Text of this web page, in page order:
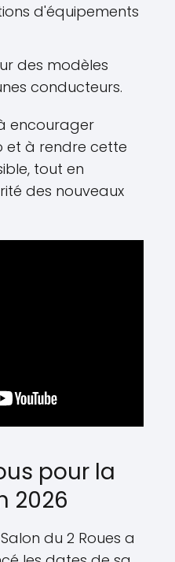
d'équipements
des modèles
conducteurs.
encourager
et à rendre cette
tout en
des nouveaux
pour la
2026
du 2 Roues a